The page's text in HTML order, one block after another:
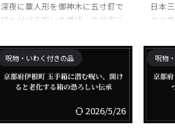
深夜に藁人形を御神木に五寸釘で
打ち付ける呪いの儀式。白装束に
ける。京都貴船神社が発祥とされ
る。
日本
血で
呪物・いわく付きの品
2026/5/26
呪物